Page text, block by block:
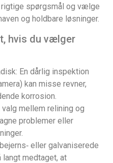
spørgsmål og vælge
og holdbare løsninger.
hvis du vælger
En dårlig inspektion
kan misse revner,
korrosion.
mellem relining og
problemer eller
eller galvaniserede
medtaget, at